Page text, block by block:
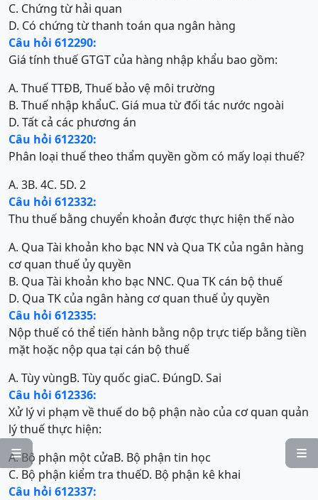


C. Chứng từ hải quan
D. Có chứng từ thanh toán qua ngân hàng
Câu hỏi 612290:
Giá tính thuế GTGT của hàng nhập khẩu bao gồm:
A. Thuế TTĐB, Thuế bảo vệ môi trường
B. Thuế nhập khẩuC. Giá mua từ đối tác nước ngoài
D. Tất cả các phương án
Câu hỏi 612320:
Phân loại thuế theo thẩm quyền gồm có mấy loại thuế?
A. 3B. 4C. 5D. 2
Câu hỏi 612332:
Thu thuế bằng chuyển khoản được thực hiện thế nào
A. Qua Tài khoản kho bạc NN và Qua TK của ngân hàng
cơ quan thuế ủy quyền
B. Qua Tài khoản kho bạc NNC. Qua TK cán bộ thuế
D. Qua TK của ngân hàng cơ quan thuế ủy quyền
Câu hỏi 612335:
Nộp thuế có thể tiến hành bằng nộp trực tiếp bằng tiền
mặt hoặc nộp qua tại cán bộ thuế
A. Tùy vùngB. Tùy quốc giaC. ĐúngD. Sai
Câu hỏi 612336:
Xử lý vi phạm về thuế do bộ phận nào của cơ quan quản
lý thuế thực hiện:
A. Bộ phận một cửaB. Bộ phận tin học
C. Bộ phận kiểm tra thuếD. Bộ phận kê khai
Câu hỏi 612337: